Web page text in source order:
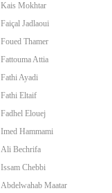
Kais Mokhtar
Faiçal Jadlaoui
Foued Thamer
Fattouma Attia
Fathi Ayadi
Fathi Eltaif
Fadhel Elouej
Imed Hammami
Ali Bechrifa
Issam Chebbi
Abdelwahab Maatar